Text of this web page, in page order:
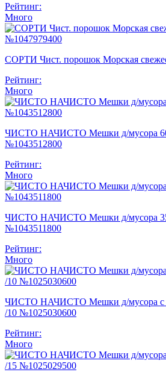
Рейтинг:
Много
СОРТИ Чист. порошок Морская
Рейтинг:
Много
ЧИСТО НАЧИСТО Мешки д/мусора
№1043512800
Рейтинг:
Много
ЧИСТО НАЧИСТО Мешки д/мусора
№1043511800
Рейтинг:
Много
ЧИСТО НАЧИСТО Мешки д/мусора с
/10 №1025030600
Рейтинг:
Много